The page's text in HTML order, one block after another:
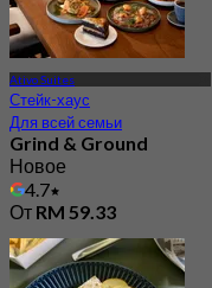
Ativo Suites
Стейк-хаус
Для всей семьи
Grind & Ground
Новое
4.7
От RM 59.33